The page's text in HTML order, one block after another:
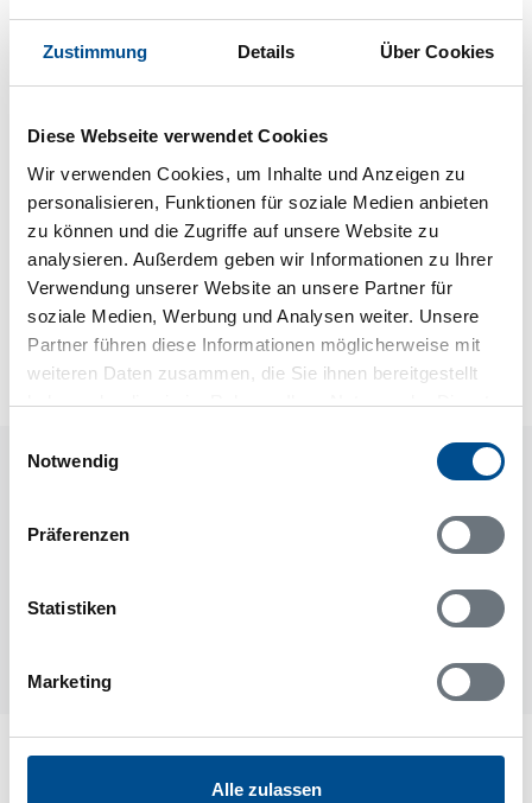
Zustimmung Details Über Cookies
Diese Webseite verwendet Cookies
Wir verwenden Cookies, um Inhalte und Anzeigen zu
personalisieren, Funktionen für soziale Medien anbieten
zu können und die Zugriffe auf unsere Website zu
analysieren. Außerdem geben wir Informationen zu Ihrer
Verwendung unserer Website an unsere Partner für
soziale Medien, Werbung und Analysen weiter. Unsere
Partner führen diese Informationen möglicherweise mit
weiteren Daten zusammen, die Sie ihnen bereitgestellt
haben oder die sie im Rahmen Ihrer Nutzung der Dienste
Notwendig
Präferenzen
Statistiken
Marketing
Alle zulassen
Liegestuhl
Besonderheiten
Energiesparhaus
Neben- und Verbrauchskosten
Die aktuellen Verbrauchskosten finden Sie im
nächsten Schritt im Buchungsformular.
Raumaufteilung
Lageplan